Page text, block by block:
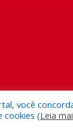
você
cookies (Leia